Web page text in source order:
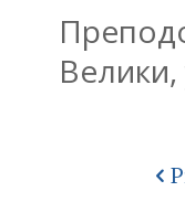
Велики,